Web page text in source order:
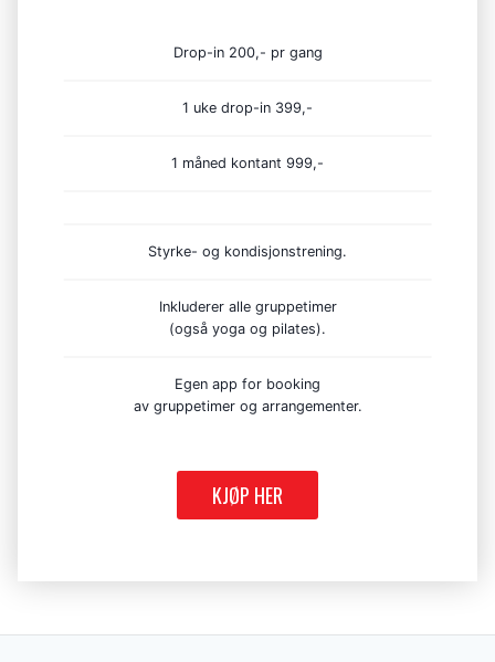
Drop-in 200,- pr gang
1 uke drop-in 399,-
1 måned kontant 999,-
Styrke- og kondisjonstrening.
Inkluderer alle gruppetimer
(også yoga og pilates).
Egen app for booking
av gruppetimer og arrangementer.
KJØP HER